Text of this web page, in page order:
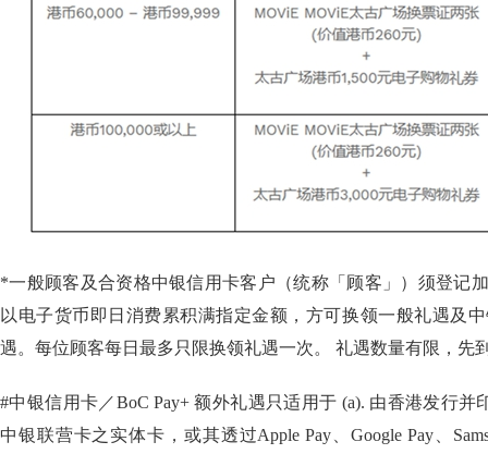
*一般顾客及合资格中银信用卡客户（统称「顾客」）须登记
以电子货币即日消费累积满指定金额，方可换领一般礼遇及
遇。每位顾客每日最多只限换领礼遇一次。 礼遇数量有限，先
#中银信用卡／BoC Pay+ 额外礼遇只适用于 (a). 由香港发行
中银联营卡之实体卡，或其透过Apple Pay、Google Pay、